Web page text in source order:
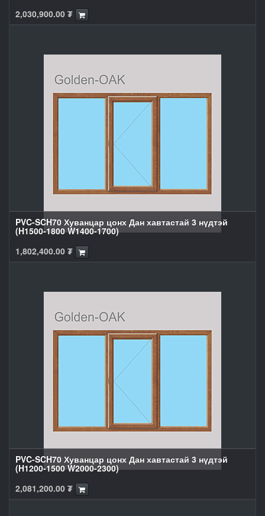
2,030,900.00 ₮
PVC-SCH70 Хуванцар цонх Дан хавтастай 3 нүдтэй
(H1500-1800 W1400-1700)
1,802,400.00 ₮
PVC-SCH70 Хуванцар цонх Дан хавтастай 3 нүдтэй
(H1200-1500 W2000-2300)
2,081,200.00 ₮